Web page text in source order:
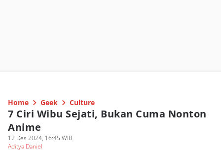
Home Geek Culture
7 Ciri Wibu Sejati, Bukan Cuma Nonton
Anime
12 Des 2024, 16:45 WIB
Aditya Daniel